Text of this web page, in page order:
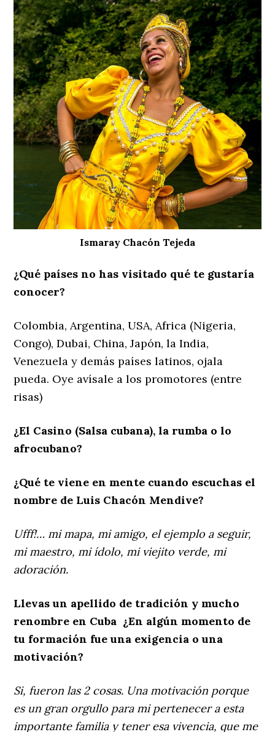
Ismaray Chacón Tejeda
¿Qué países no has visitado qué te gustaría
conocer?
Colombia, Argentina, USA, Africa (Nigeria,
Congo), Dubai, China, Japón, la India,
Venezuela y demás países latinos, ojala
pueda. Oye avísale a los promotores (entre
risas)
¿El Casino (Salsa cubana), la rumba o lo
afrocubano?
¿Qué te viene en mente cuando escuchas el
nombre de Luis Chacón Mendive?
Ufff!… mi mapa, mi amigo, el ejemplo a seguir,
mi maestro, mi ídolo, mi viejito verde, mi
adoración.
Llevas un apellido de tradición y mucho
renombre en Cuba ¿En algún momento de
tu formación fue una exigencia o una
motivación?
Si, fueron las 2 cosas. Una motivación porque
es un gran orgullo para mi pertenecer a esta
importante familia y tener esa vivencia, que me